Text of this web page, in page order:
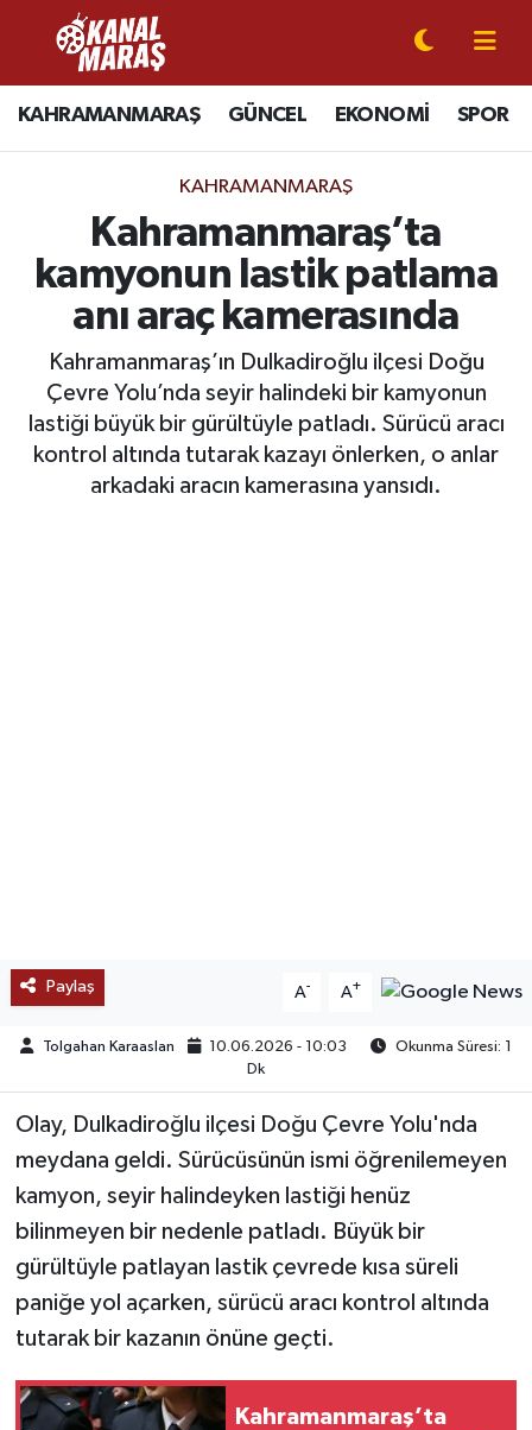
KAHRAMANMARAŞ GÜNCEL EKONOMİ SPOR
KAHRAMANMARAŞ
Kahramanmaraş’ta
kamyonun lastik patlama
anı araç kamerasında
Kahramanmaraş’ın Dulkadiroğlu ilçesi Doğu
Çevre Yolu’nda seyir halindeki bir kamyonun
lastiği büyük bir gürültüyle patladı. Sürücü aracı
kontrol altında tutarak kazayı önlerken, o anlar
arkadaki aracın kamerasına yansıdı.
Paylaş A- A+
Tolgahan Karaaslan 10.06.2026 - 10:03
Okunma Süresi: 1
Dk
Olay, Dulkadiroğlu ilçesi Doğu Çevre Yolu'nda
meydana geldi. Sürücüsünün ismi öğrenilemeyen
kamyon, seyir halindeyken lastiği henüz
bilinmeyen bir nedenle patladı. Büyük bir
gürültüyle patlayan lastik çevrede kısa süreli
paniğe yol açarken, sürücü aracı kontrol altında
tutarak bir kazanın önüne geçti.
Kahramanmaraş’ta
CANLI YAYIN
KAHRAMANMARAŞ
SPOR
SİYASET
EKONOMİ
GÜNDEM
MEDYA
OTOMOTİV
TEKNOLOJİ
KÜLTÜR SANAT
Kahramanmaraş Nöbetçi Eczaneler
Kahramanmaraş Hava Durumu
Kahramanmaraş Trafik Yoğunluk Haritası
Süper Lig Puan Durumu ve Fikstür
Tüm Manşetler
Son Dakika Haberleri